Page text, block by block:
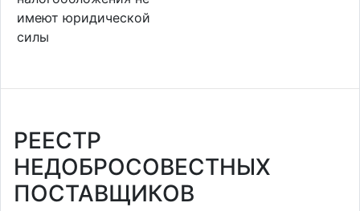
имеют юридической
силы
РЕЕСТР
НЕДОБРОСОВЕСТНЫХ
ПОСТАВЩИКОВ